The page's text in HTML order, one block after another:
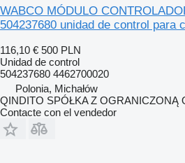
WABCO MÓDULO
504237680 unidad de control para
116,10 € 500 PLN
Unidad de control
504237680 4462700020
Polonia, Michałów
QINDITO SPÓŁKA Z OGRANICZONĄ
Contacte con el vendedor